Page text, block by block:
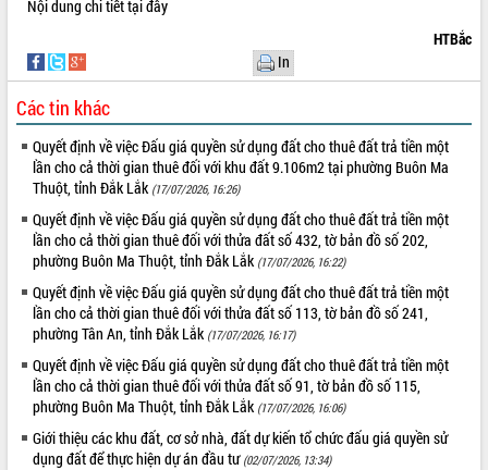
Không có file video nào để phát.
ALBUM ẢNH
Nội dung chi tiếttại đây
HTBắc
In
Các tin khác
Quyết định về việc Đấu giá quyền sử dụng đất cho thuê đất trả tiền một
lần cho cả thời gian thuê đối với khu đất 9.106m2 tại phường Buôn Ma
Thuột, tỉnh Đắk Lắk (17/07/2026, 16:26)
Quyết định về việc Đấu giá quyền sử dụng đất cho thuê đất trả tiền một
lần cho cả thời gian thuê đối với thửa đất số 432, tờ bản đồ số 202,
phường Buôn Ma Thuột, tỉnh Đắk Lắk (17/07/2026, 16:22)
Quyết định về việc Đấu giá quyền sử dụng đất cho thuê đất trả tiền một
lần cho cả thời gian thuê đối với thửa đất số 113, tờ bản đồ số 241,
phường Tân An, tỉnh Đắk Lắk (17/07/2026, 16:17)
Quyết định về việc Đấu giá quyền sử dụng đất cho thuê đất trả tiền một
lần cho cả thời gian thuê đối với thửa đất số 91, tờ bản đồ số 115,
phường Buôn Ma Thuột, tỉnh Đắk Lắk (17/07/2026, 16:06)
Giới thiệu các khu đất, cơ sở nhà, đất dự kiến tổ chức đấu giá quyền sử
dụng đất để thực hiện dự án đầu tư (02/07/2026, 13:34)